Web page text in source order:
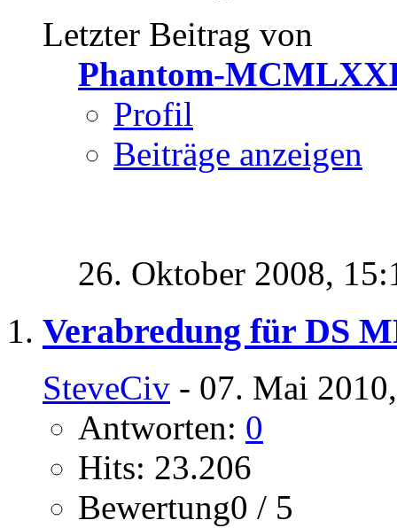
Letzter Beitrag von
Phantom-
Profil
Beiträge anzeigen
26. Oktober 2008,
Verabredung für DS
SteveCiv - 07. Mai
Antworten: 0
Hits: 23.206
Bewertung0 / 5